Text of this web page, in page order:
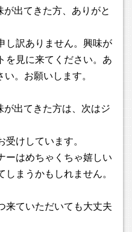
せていただきます。
しまったからには迷ってい
ュールを変更いたします！
。土日が両日とも18:00閉館
ータイムでの営業といたし
皆さん土曜日は朝からお越
！2025年のTRYNAS、本日
皆様、どうぞよろしくお願
てですが、現在多くのお問
お待たせしてしまうかもし
が出てきた方、ありがと
し訳ありません。興味が
を見に来てください。あ
。お願いします。
が出てきた方は、次はジ
けしています。
ーはめちゃくちゃ嬉しい
まうかもしれません。
来ていただいても大丈夫